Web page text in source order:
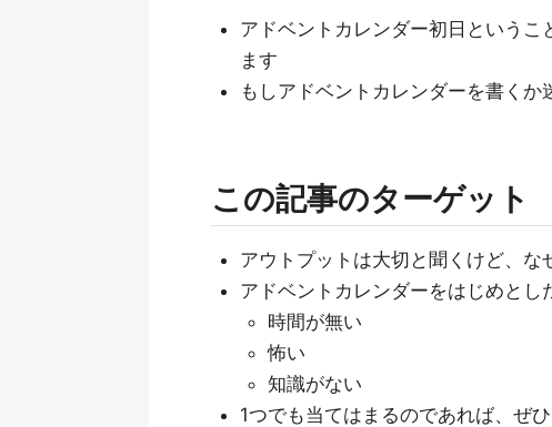
アドベントカレンダー初日という
ます
もしアドベントカレンダーを書く
この記事のターゲット
アウトプットは大切と聞くけど、な
アドベントカレンダーをはじめと
時間が無い
怖い
知識がない
1つでも当てはまるのであれば、ぜ